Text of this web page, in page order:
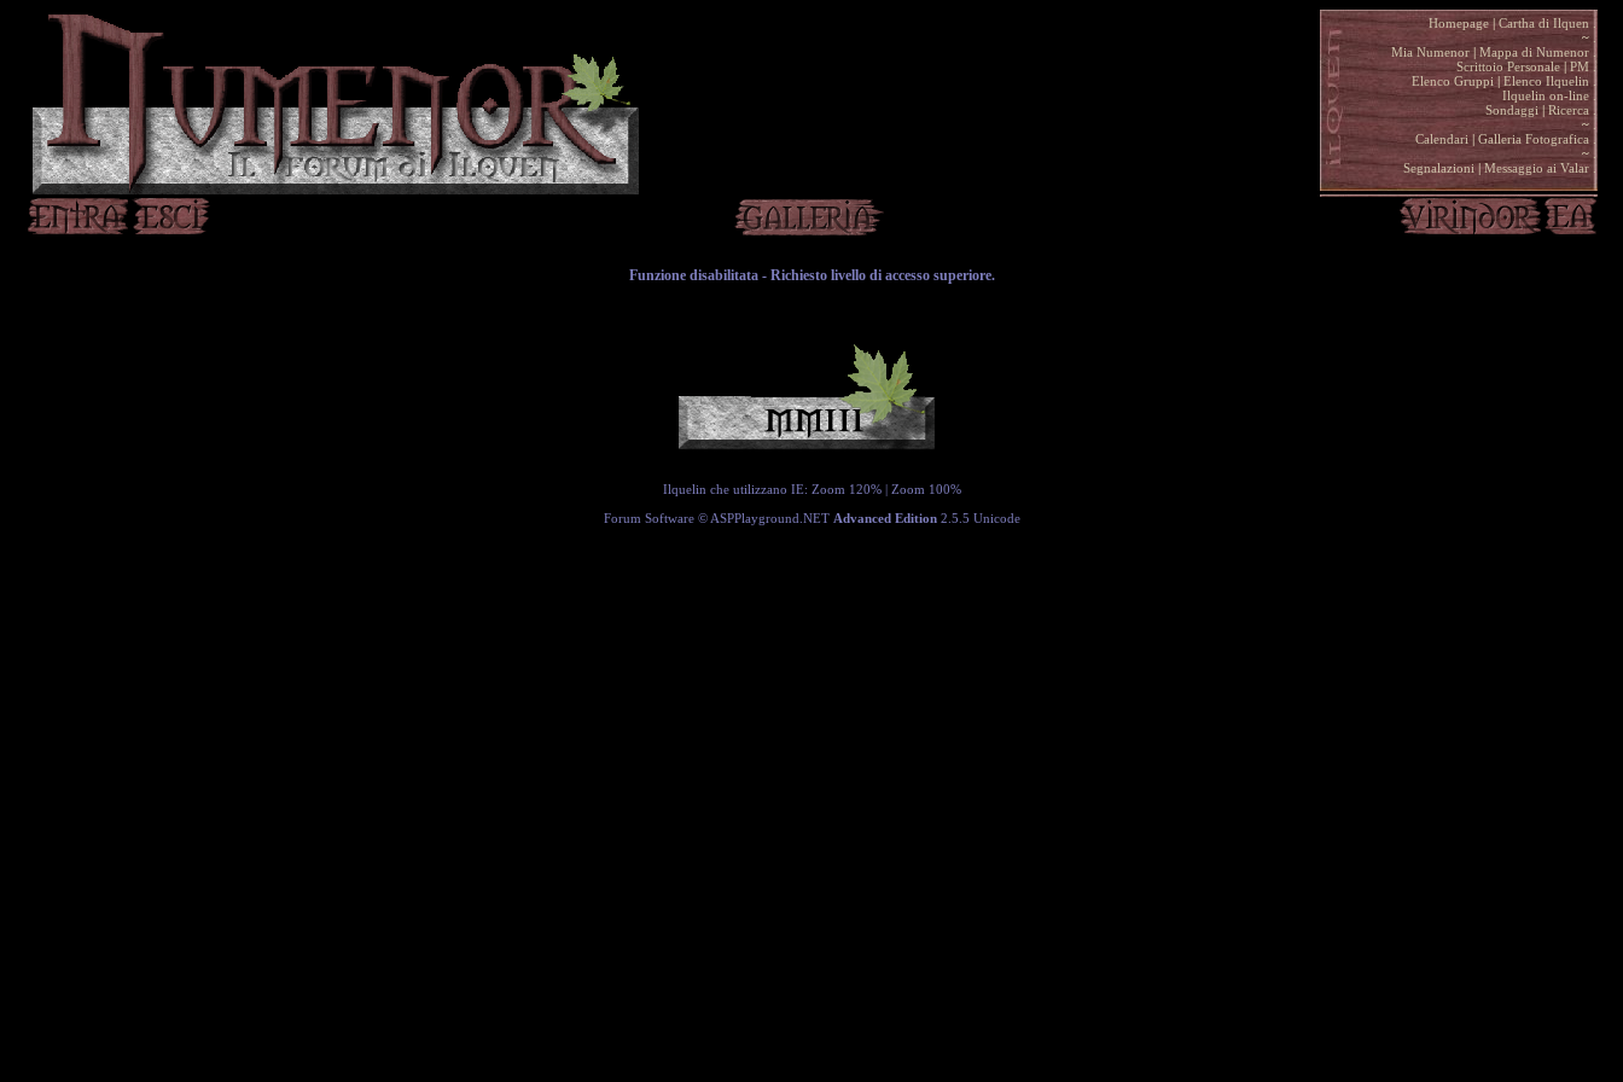
Homepage| Cartha di Ilquen .
~.
Mia Numenor | Mappa di Numenor .
Scrittoio Personale| PM .
Elenco Gruppi | Elenco Ilquelin .
Ilquelin on-line .
Sondaggi | Ricerca .
~.
Calendari | Galleria Fotografica .
~.
Segnalazioni| Messaggio ai Valar .
Funzione disabilitata - Richiesto livello di accesso superiore.
Ilquelin che utilizzano IE: Zoom 120%| Zoom 100%
Forum Software © ASPPlayground.NET Advanced Edition2.5.5 Unicode